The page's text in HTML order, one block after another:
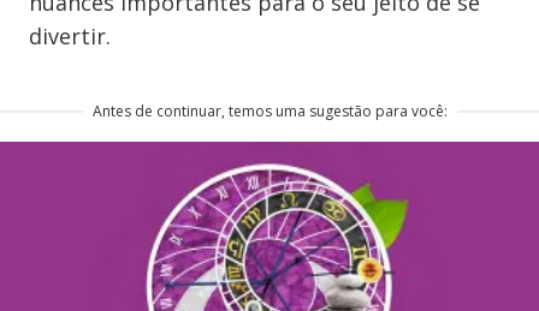
divertir.
Antes de continuar, temos uma sugestão para você: